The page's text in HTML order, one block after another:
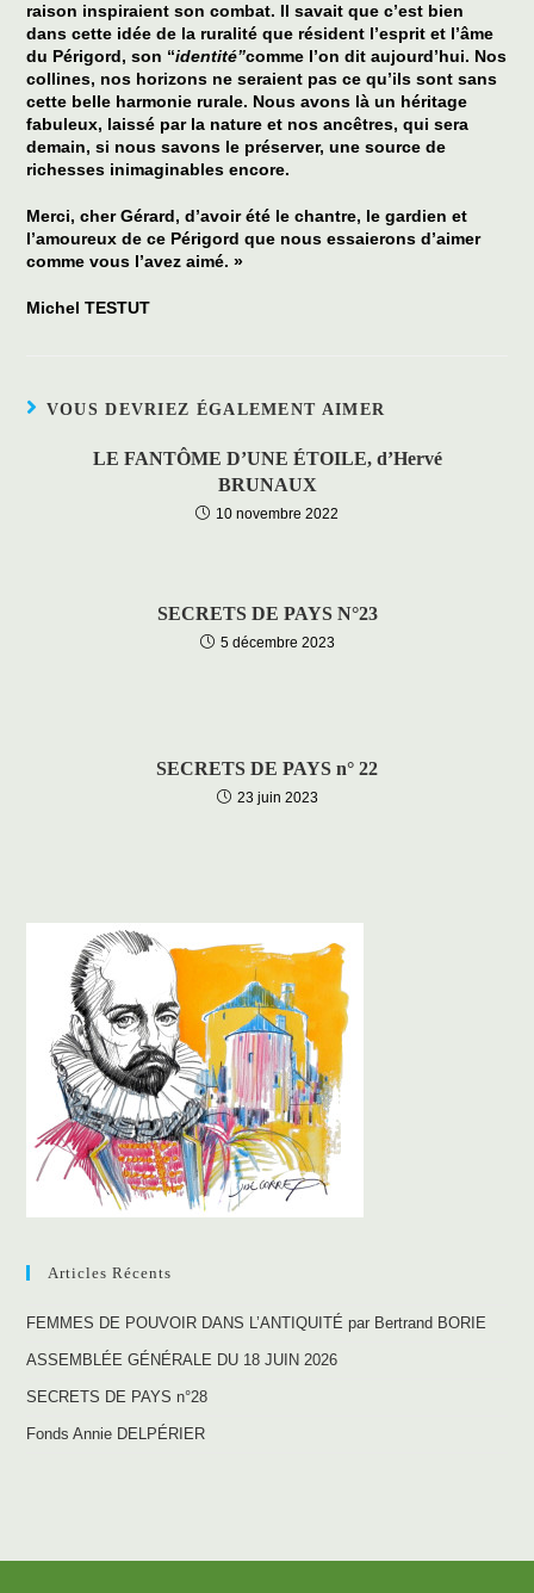
raison inspiraient son combat. Il savait que c’est bien
dans cette idée de la ruralité que résident l’esprit et l’âme
du Périgord, son “identité”comme l’on dit aujourd’hui. Nos
collines, nos horizons ne seraient pas ce qu’ils sont sans
cette belle harmonie rurale. Nous avons là un héritage
fabuleux, laissé par la nature et nos ancêtres, qui sera
demain, si nous savons le préserver, une source de
richesses inimaginables encore.
Merci, cher Gérard, d’avoir été le chantre, le gardien et
l’amoureux de ce Périgord que nous essaierons d’aimer
comme vous l’avez aimé. »
Michel TESTUT
VOUS DEVRIEZ ÉGALEMENT AIMER
LE FANTÔME D’UNE ÉTOILE, d’Hervé
BRUNAUX
10 novembre 2022
SECRETS DE PAYS N°23
5 décembre 2023
SECRETS DE PAYS n° 22
23 juin 2023
Articles Récents
FEMMES DE POUVOIR DANS L’ANTIQUITÉ par Bertrand BORIE
ASSEMBLÉE GÉNÉRALE DU 18 JUIN 2026
SECRETS DE PAYS n°28
Fonds Annie DELPÉRIER